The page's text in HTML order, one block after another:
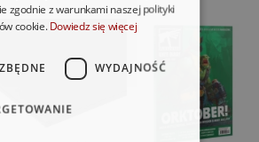
zgodnie z warunkami naszej polityki
cookie. Dowiedz się więcej
WYDAJNOŚĆ